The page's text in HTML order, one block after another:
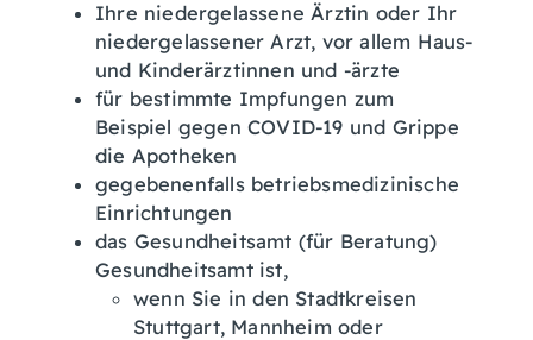
Ihre niedergelassene Ärztin oder Ihr
niedergelassener Arzt, vor allem Haus-
und Kinderärztinnen und -ärzte
für bestimmte Impfungen zum
Beispiel gegen COVID-19 und Grippe
die Apotheken
gegebenenfalls betriebsmedizinische
Einrichtungen
das Gesundheitsamt (für Beratung)
Gesundheitsamt ist,
wenn Sie in den Stadtkreisen
Stuttgart, Mannheim oder